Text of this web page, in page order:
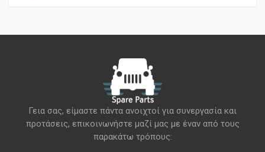
Γεια σας, είμαστε πάντα ανοιχτοί για συνεργασία και
προτάσεις, επικοινωνήστε μαζί μας με έναν από τους
παρακάτω τρόπους: